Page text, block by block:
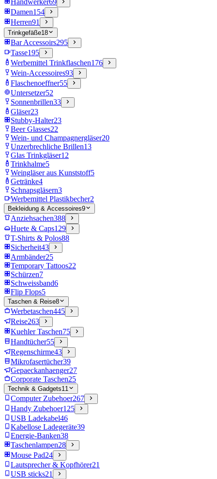
Handwerker69
Damen154
Herren91
Trinkgefäße18
Bar Accessoirs295
Tasse195
Werbemittel Trinkflaschen176
Wein-Accessoires93
Flaschenoeffner55
Untersetzer52
Sonnenbrillen33
Gläser23
Stubby-Halter23
Beer Glasses22
Wein- und Champagnergläser20
Unzerbrechliche Brillen13
Glas Trinkgläser12
Trinkhalme5
Weingläser aus Kunststoff5
Getränke4
Schnapsgläsern3
Werbemittel Plastikbecher2
Bekleidung & Accessoires9
Anziehsachen388
Huete & Caps129
T-Shirts & Polos88
Sicherheit43
Armbänder25
Temporary Tattoos22
Schürzen7
Schweissband6
Flip Flops5
Taschen & Reise8
Werbetaschen445
Reise263
Kuehler Taschen75
Handtücher55
Regenschirme43
Mikrofasertücher39
Gepaeckanhaenger27
Corporate Taschen25
Technik & Gadgets11
Computer Zubehoer267
Handy Zubehoer125
USB Ladekabel46
Kabellose Ladegeräte39
Energie-Banken38
Taschenlampen28
Mouse Pad24
Lautsprecher & Kopfhörer21
USB sticks21